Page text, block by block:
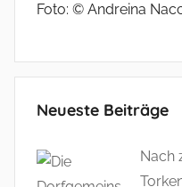
Foto: © Andreina
Neueste Beiträge
Nach